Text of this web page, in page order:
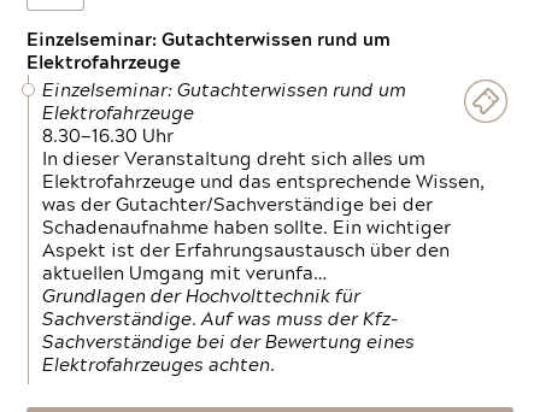
Einzelseminar: Gutachterwissen rund um
Elektrofahrzeuge
Einzelseminar: Gutachterwissen rund um
Elektrofahrzeuge
8.30—16.30 Uhr
In dieser Veranstaltung dreht sich alles um
Elektrofahrzeuge und das entsprechende Wissen,
was der Gutachter/Sachverständige bei der
Schadenaufnahme haben sollte. Ein wichtiger
Aspekt ist der Erfahrungsaustausch über den
aktuellen Umgang mit verunfa…
Grundlagen der Hochvolttechnik für
Sachverständige. Auf was muss der Kfz-
Sachverständige bei der Bewertung eines
Elektrofahrzeuges achten.